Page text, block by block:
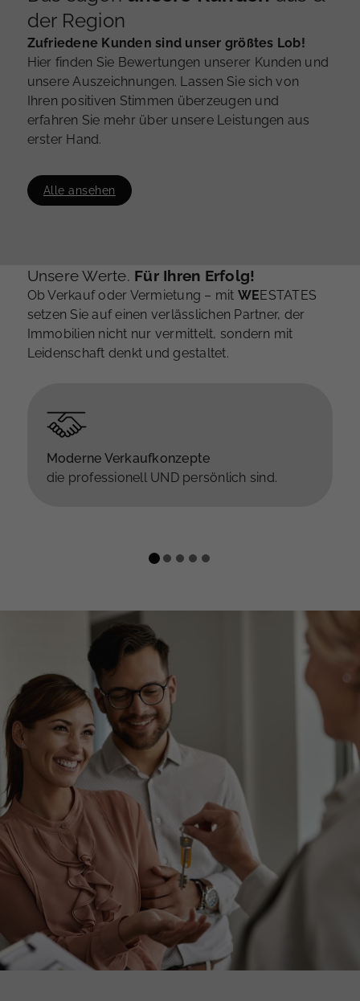
der Region
Zufriedene Kunden sind unser größtes Lob!
Hier finden Sie Bewertungen unserer Kunden und
unsere Auszeichnungen. Lassen Sie sich von
Ihren positiven Stimmen überzeugen und
erfahren Sie mehr über unsere Leistungen aus
erster Hand.
Alle ansehen
Unsere Werte. Für Ihren Erfolg!
Ob Verkauf oder Vermietung – mit WEESTATES
setzen Sie auf einen verlässlichen Partner, der
Immobilien nicht nur vermittelt, sondern mit
Leidenschaft denkt und gestaltet.
Moderne Verkaufkonzepte
die professionell UND persönlich sind.